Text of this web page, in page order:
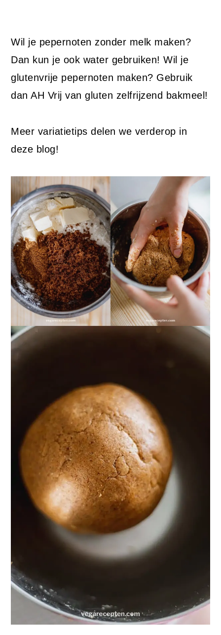
Wil je pepernoten zonder melk maken?
Dan kun je ook water gebruiken! Wil je
glutenvrije pepernoten maken? Gebruik
dan AH Vrij van gluten zelfrijzend bakmeel!
Meer variatietips delen we verderop in
deze blog!